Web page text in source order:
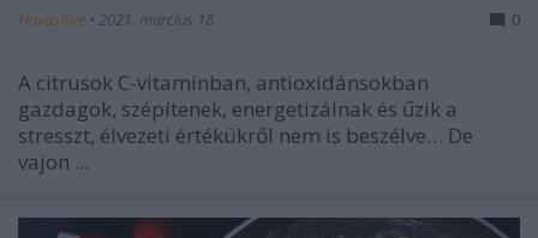
Havasilive • 2021. március 18. 0
A citrusok C-vitaminban, antioxidánsokban
gazdagok, szépítenek, energetizálnak és űzik a
stresszt, élvezeti értékükről nem is beszélve… De
vajon ...